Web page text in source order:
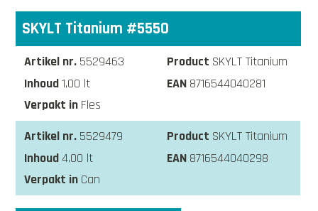
SKYLT Titanium #5550
5529463
SKYLT Titanium
1,00 lt
8716544040281
Fles
5529479
SKYLT Titanium
4,00 lt
8716544040298
Can